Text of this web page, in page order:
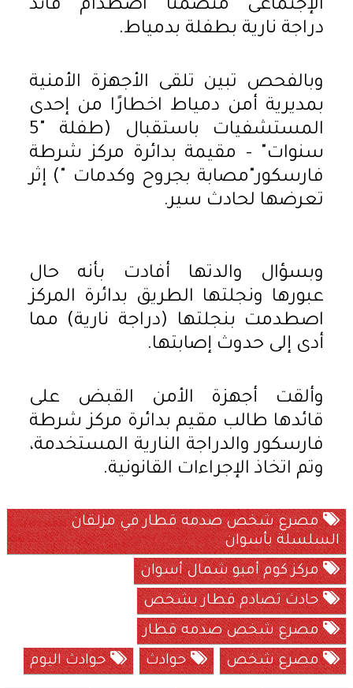
الإجتماعى متضمنًا اصطدام قائد
دراجة نارية بطفلة بدمياط.
وبالفحص تبين تلقى الأجهزة الأمنية
بمديرية أمن دمياط اخطارًا من إحدى
المستشفيات باستقبال (طفلة "5
سنوات" – مقيمة بدائرة مركز شرطة
فارسكور"مصابة بجروح وكدمات ") إثر
تعرضها لحادث سير.
وبسؤال والدتها أفادت بأنه حال
عبورها ونجلتها الطريق بدائرة المركز
اصطدمت بنجلتها (دراجة نارية) مما
أدى إلى حدوث إصابتها.
وألقت أجهزة الأمن القبض على
قائدها طالب مقيم بدائرة مركز شرطة
فارسكور والدراجة النارية المستخدمة،
وتم اتخاذ الإجراءات القانونية.
مصرع شخص صدمه قطار في مزلقان
السلسلة بأسوان
مركز كوم أمبو شمال أسوان
حادث تصادم قطار بشخص
مصرع شخص صدمه قطار
مصرع شخص
حوادث حوادث اليوم